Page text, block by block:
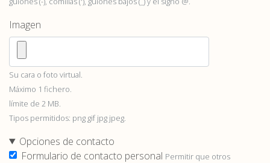
Imagen
Su cara o foto virtual.
Máximo 1 fichero.
límite de 2 MB.
Tipos permitidos: png gif jpg jpeg.
Opciones de contacto
Formulario de contacto personal Permitir que otros